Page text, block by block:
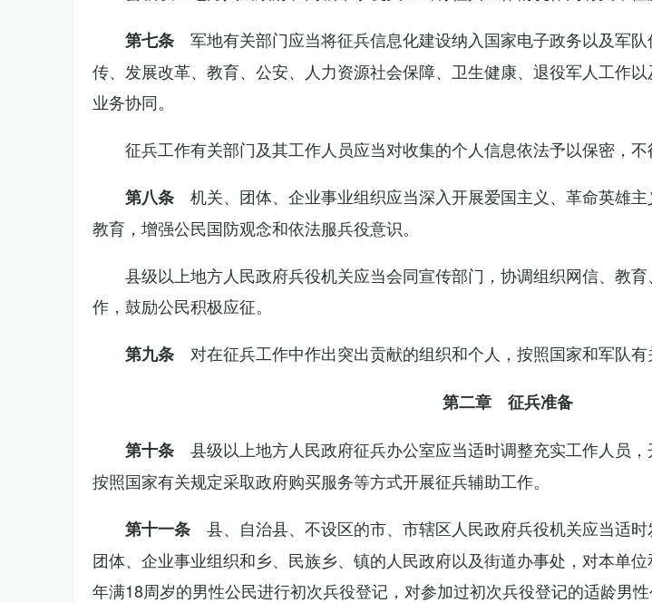
第七条 军地有关部门应当将征兵信息化建设纳入国家电子政务以及军
传、发展改革、教育、公安、人力资源社会保障、卫生健康、退役军人工作
业务协同。
征兵工作有关部门及其工作人员应当对收集的个人信息依法予以保密，不
第八条 机关、团体、企业事业组织应当深入开展爱国主义、革命英雄
教育，增强公民国防观念和依法服兵役意识。
县级以上地方人民政府兵役机关应当会同宣传部门，协调组织网信、教
作，鼓励公民积极应征。
第九条 对在征兵工作中作出突出贡献的组织和个人，按照国家和军队有
第二章 征兵准备
第十条 县级以上地方人民政府征兵办公室应当适时调整充实工作人员，
按照国家有关规定采取政府购买服务等方式开展征兵辅助工作。
第十一条 县、自治县、不设区的市、市辖区人民政府兵役机关应当适时
团体、企业事业组织和乡、民族乡、镇的人民政府以及街道办事处，对本单
年满18周岁的男性公民进行初次兵役登记，对参加过初次兵役登记的适龄男性